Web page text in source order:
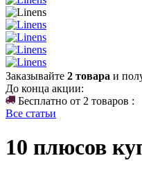
Заказывайте 2 товара и
До конца акции:
Бесплатно от 2 товаров :
Все статьи
10 плюсов